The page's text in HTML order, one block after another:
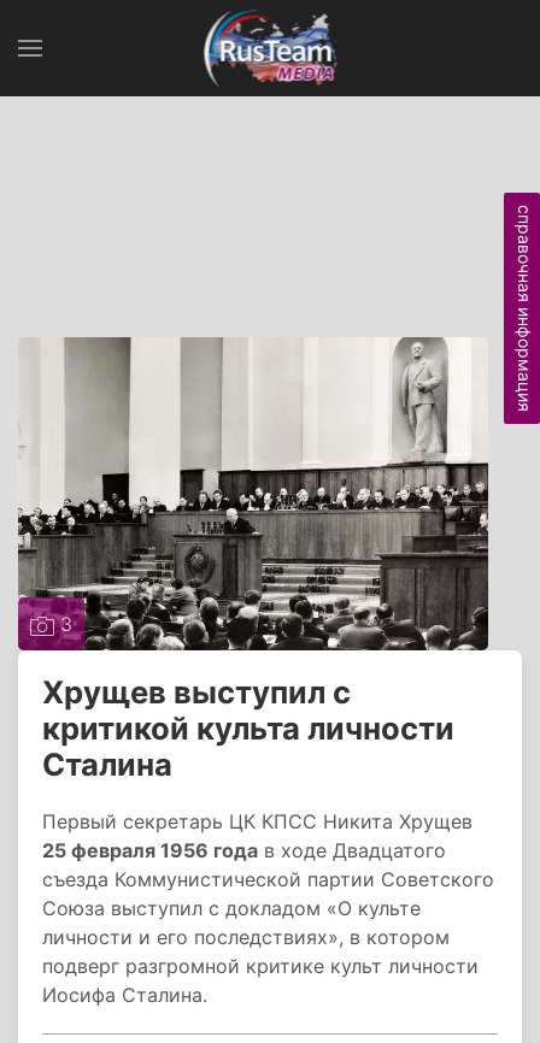
3
Хрущев выступил с
критикой культа личности
Сталина
Первый секретарь ЦК КПСС Никита Хрущев
25 февраля 1956 года в ходе Двадцатого
съезда Коммунистической партии Советского
Союза выступил с докладом «О культе
личности и его последствиях», в котором
подверг разгромной критике культ личности
Иосифа Сталина.
справочная информация